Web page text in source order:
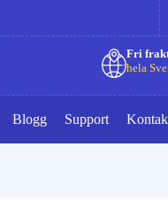
Fri
hela
Blogg Support